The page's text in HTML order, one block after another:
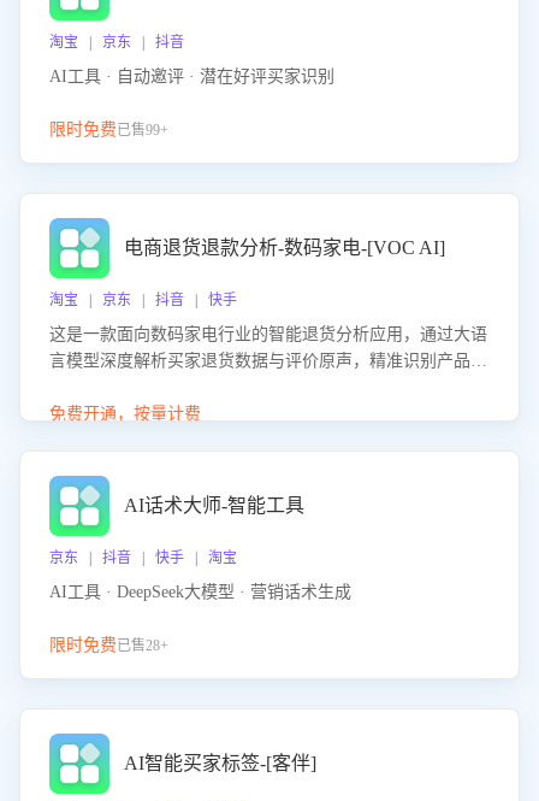
淘宝 | 京东 | 抖音
AI工具 · 自动邀评 · 潜在好评买家识别
限时免费已售99+
电商退货退款分析-数码家电-[VOC AI]
淘宝 | 京东 | 抖音 | 快手
这是一款面向数码家电行业的智能退货分析应用，通过大语
言模型深度解析买家退货数据与评价原声，精准识别产品质
改进建议，通过挖掘用户痛点驱动产品迭代，从根本上降低
免费开通，按量计费
AI话术大师-智能工具
京东 | 抖音 | 快手 | 淘宝
AI工具 · DeepSeek大模型 · 营销话术生成
限时免费已售28+
AI智能买家标签-[客伴]